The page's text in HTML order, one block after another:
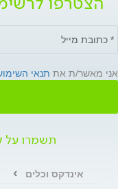
אני מאשר/ת את תנאי
תשמרו על
אינדקס וכלים